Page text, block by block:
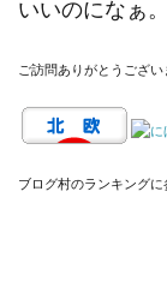
いいのになぁ。
ご訪問ありがとうござい
ブログ村のランキングに